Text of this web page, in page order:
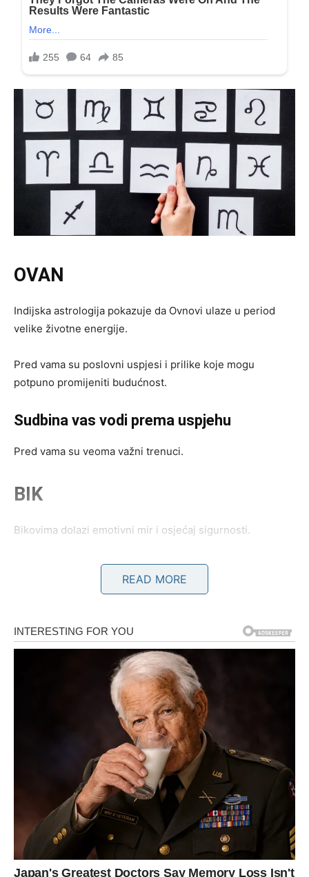
OVAN
Indijska astrologija pokazuje da Ovnovi ulaze u period
velike životne energije.
Pred vama su poslovni uspjesi i prilike koje mogu
potpuno promijeniti budućnost.
Sudbina vas vodi prema uspjehu
Pred vama su veoma važni trenuci.
BIK
Bikovima dolazi emotivni mir i osjećaj sigurnosti.
Jedna osoba sada ulazi u vaš život sa veoma iskrenim
Ljubav vam donosi unutrašnju sreću
Pred vama su veoma nježni i posebni trenuci.
Zvijezde vam donose neočekivane susrete i važne
Moguće je poznanstvo koje vam potpuno mijenja pogled
Velike promjene su pred vama
Pred vama su veoma uzbudljivi trenuci.
READ MORE